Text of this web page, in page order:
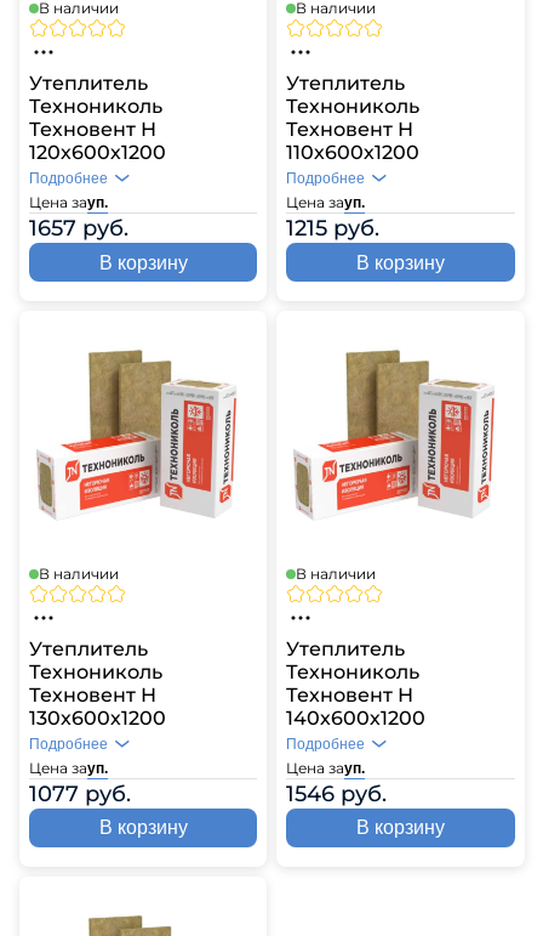
В наличии
Утеплитель
Технониколь
Техновент Н
120х600х1200
Цена зауп.
1657 руб.
Подробнее
В корзину
В наличии
Утеплитель
Технониколь
Техновент Н
110х600х1200
Цена зауп.
1215 руб.
Подробнее
В корзину
В наличии
Утеплитель
Технониколь
Техновент Н
130х600х1200
Цена зауп.
1077 руб.
Подробнее
В корзину
В наличии
Утеплитель
Технониколь
Техновент Н
140х600х1200
Цена зауп.
1546 руб.
Подробнее
В корзину